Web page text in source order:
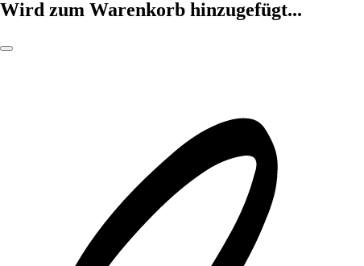
Wird zum Warenkorb hinzugefügt...